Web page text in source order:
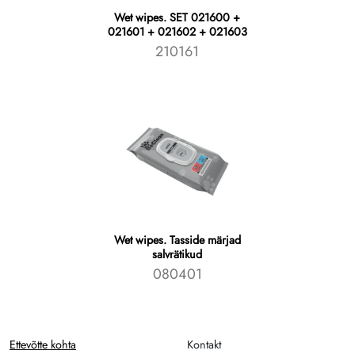
Wet wipes. SET 021600 +
021601 + 021602 + 021603
210161
Wet wipes. Tasside märjad
salvrätikud
080401
Ettevõtte kohta
Kontakt